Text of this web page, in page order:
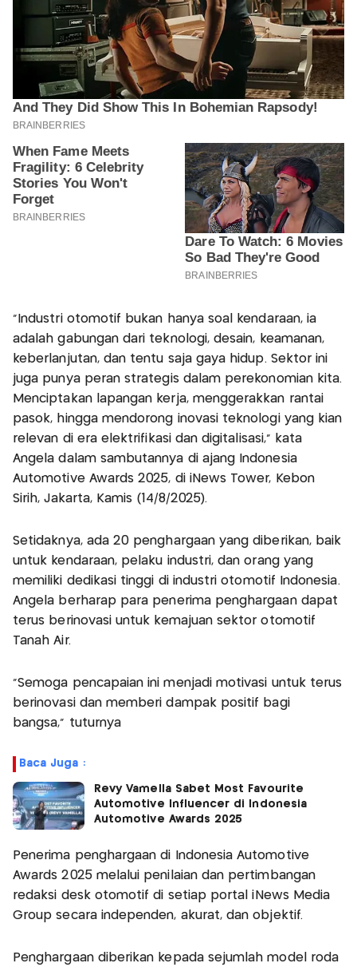
"Industri otomotif bukan hanya soal kendaraan, ia
adalah gabungan dari teknologi, desain, keamanan,
keberlanjutan, dan tentu saja gaya hidup. Sektor ini
juga punya peran strategis dalam perekonomian kita.
Menciptakan lapangan kerja, menggerakkan rantai
pasok, hingga mendorong inovasi teknologi yang kian
relevan di era elektrifikasi dan digitalisasi," kata
Angela dalam sambutannya di ajang Indonesia
Automotive Awards 2025, di iNews Tower, Kebon
Sirih, Jakarta, Kamis (14/8/2025).
Setidaknya, ada 20 penghargaan yang diberikan, baik
untuk kendaraan, pelaku industri, dan orang yang
memiliki dedikasi tinggi di industri otomotif Indonesia.
Angela berharap para penerima penghargaan dapat
terus berinovasi untuk kemajuan sektor otomotif
Tanah Air.
"Semoga pencapaian ini menjadi motivasi untuk terus
berinovasi dan memberi dampak positif bagi
bangsa," tuturnya
Baca Juga :
Revy Vamella Sabet Most Favourite
Automotive Influencer di Indonesia
Automotive Awards 2025
Penerima penghargaan di Indonesia Automotive
Awards 2025 melalui penilaian dan pertimbangan
redaksi desk otomotif di setiap portal iNews Media
Group secara independen, akurat, dan objektif.
Penghargaan diberikan kepada sejumlah model roda